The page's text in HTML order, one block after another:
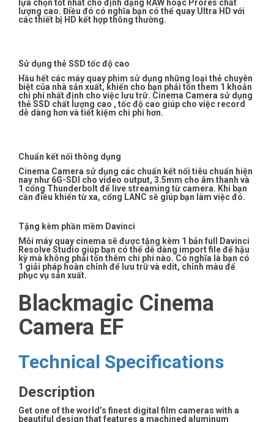
lựa chọn tốt nhất cho định dạng RAW hoặc Prores chất
lượng cao. Điều đó có nghĩa bạn có thể quay Ultra HD với
các thiết bị HD kết hợp thông thường.
Sử dụng thẻ SSD tốc độ cao
Hầu hết các máy quay phim sử dụng những loại thẻ chuyên
biệt của nhà sản xuất, khiến cho bạn phải tốn them 1 khoản
chi phí nhất định cho việc lưu trữ. Cinema Camera sử dụng
thẻ SSD chất lượng cao , tốc độ cao giúp cho việc record
dễ dàng hơn và tiết kiệm chi phí hơn.
Chuẩn kết nối thông dụng
Cinema Camera sử dụng các chuẩn kết nối tiêu chuẩn hiện
nay như 6G-SDI cho video output, 3.5mm cho âm thanh và
1 cổng Thunderbolt để live streaming từ camera. Khi bạn
cần điều khiển từ xa, cổng LANC sẽ giúp bạn làm việc đó.
Tặng kèm phần mềm Davinci
Mỗi máy quay cinema sẽ được tặng kèm 1 bản full Davinci
Resolve Studio giúp bạn có thể dễ dàng import file để hậu
kỳ mà không phải tốn thêm chi phí nào. Có nghĩa là bạn có
1 giải pháp hoàn chỉnh để lưu trữ và edit, chỉnh màu để
phục vụ sản xuất.
Blackmagic Cinema
Camera EF
Technical Specifications
Description
Get one of the world’s finest digital film cameras with a
beautiful design that features a machined aluminum